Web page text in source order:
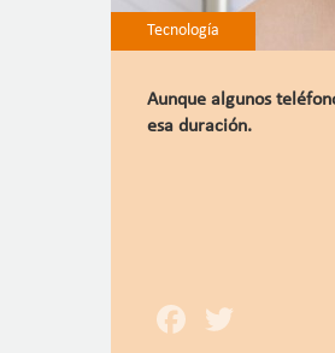
Tecnología
Aunque algunos
esa duración.
Facebook